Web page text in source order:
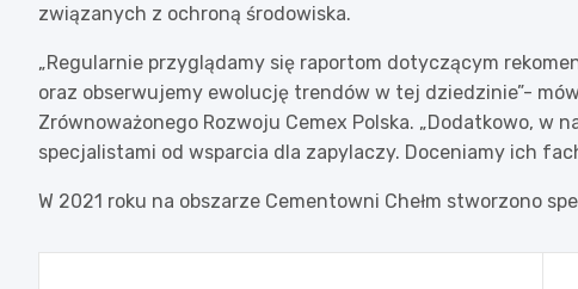
związanych z ochroną środowiska.
„Regularnie przyglądamy się raportom dotyczącym
oraz obserwujemy ewolucję trendów w tej dziedzinie”-
Zrównoważonego Rozwoju Cemex Polska. „Dodatkowo, w
specjalistami od wsparcia dla zapylaczy. Doceniamy ich
W 2021 roku na obszarze Cementowni Chełm stworzono